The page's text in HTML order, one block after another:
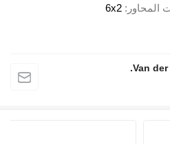
6x2